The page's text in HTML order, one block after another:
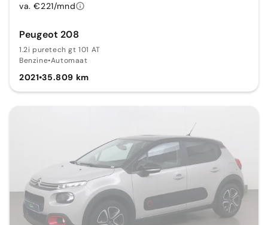
Peugeot 208
1.2i puretech gt 101 AT
Benzine•Automaat
2021•35.809 km
va. €221/mnd